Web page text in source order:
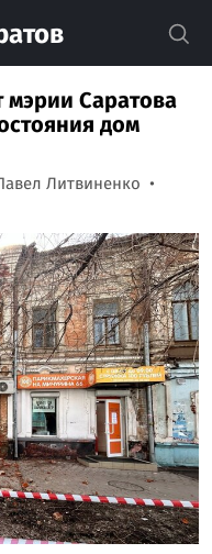
мэрии Саратова
дом
Литвиненко